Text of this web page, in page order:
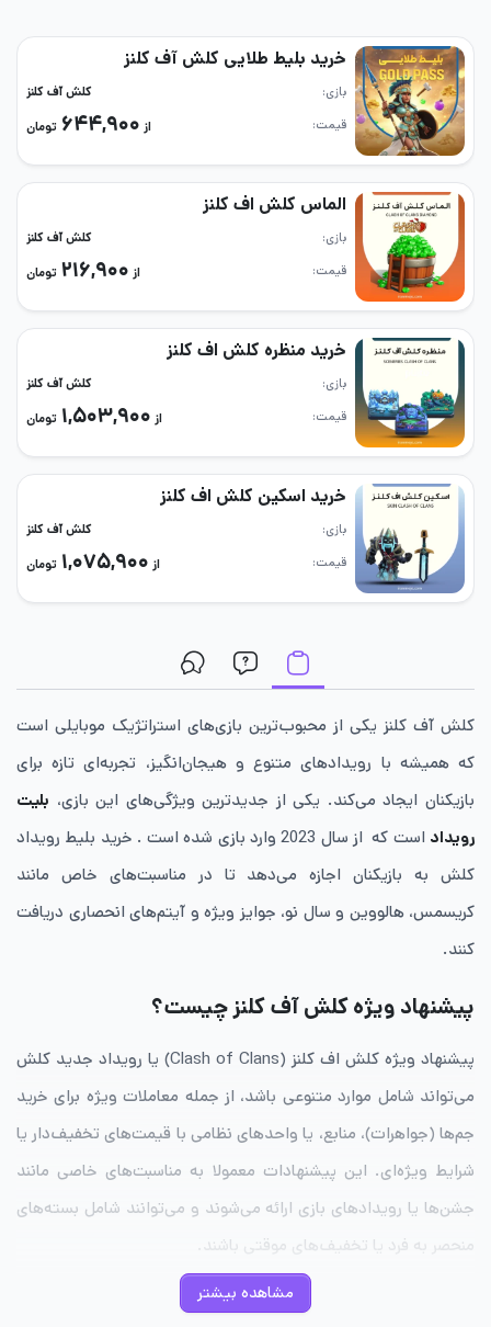
خرید بلیط طلایی کلش آف کلنز
بازی
کلش آف کلنز
قیمت
از ۶۴۴,۹۰۰ تومان
الماس کلش اف کلنز
بازی
کلش آف کلنز
قیمت
از ۲۱۶,۹۰۰ تومان
خرید منظره کلش اف کلنز
بازی
کلش آف کلنز
قیمت
از ۱,۵۰۳,۹۰۰ تومان
خرید اسکین کلش اف کلنز
بازی
کلش آف کلنز
قیمت
از ۱,۰۷۵,۹۰۰ تومان
کلش آف کلنز یکی از محبوب‌ترین بازی‌های استراتژیک موبایلی است
که همیشه با رویدادهای متنوع و هیجان‌انگیز، تجربه‌ای تازه برای
بازیکنان ایجاد می‌کند. یکی از جدیدترین ویژگی‌های این بازی، بلیت
رویداد
است که از سال 2023 وارد بازی شده است . خرید بلیط رویداد
کلش به بازیکنان اجازه می‌دهد تا در مناسبت‌های خاص مانند
کریسمس، هالووین و سال نو، جوایز ویژه و آیتم‌های انحصاری دریافت
کنند.
پیشنهاد ویژه کلش آف کلنز چیست؟
پیشنهاد ویژه کلش اف کلنز (Clash of Clans) یا رویداد جدید کلش
می‌تواند شامل موارد متنوعی باشد، از جمله معاملات ویژه برای خرید
جم‌ها (جواهرات)، منابع، یا واحدهای نظامی با قیمت‌های تخفیف‌دار یا
شرایط ویژه‌ای. این پیشنهادات معمولا به مناسبت‌های خاصی مانند
جشن‌ها یا رویدادهای بازی ارائه می‌شوند و می‌توانند شامل بسته‌های
منحصر به فرد یا تخفیف‌های موقتی باشند.
پیشنهاد ویژه ممکن است به هر شکلی باشد، در واقع هر تخفیف
مشاهده بیشتر